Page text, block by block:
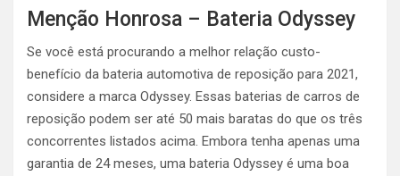
Menção Honrosa – Bateria Odyssey
Se você está procurando a melhor relação custo-
benefício da bateria automotiva de reposição para 2021,
considere a marca Odyssey. Essas baterias de carros de
reposição podem ser até 50 mais baratas do que os três
concorrentes listados acima. Embora tenha apenas uma
garantia de 24 meses, uma bateria Odyssey é uma boa